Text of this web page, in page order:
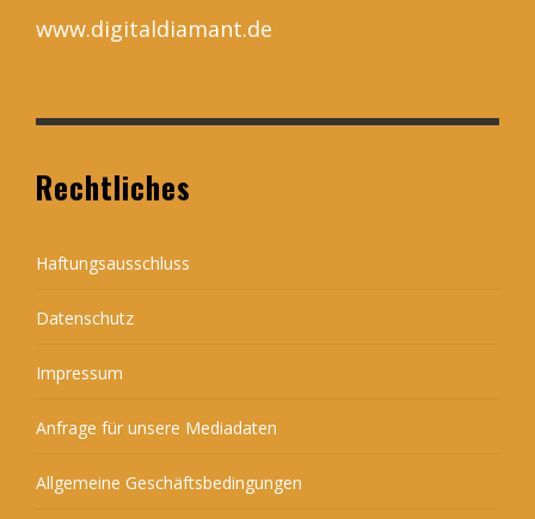
www.digitaldiamant.de
Rechtliches
Haftungsausschluss
Datenschutz
Impressum
Anfrage für unsere Mediadaten
Allgemeine Geschäftsbedingungen